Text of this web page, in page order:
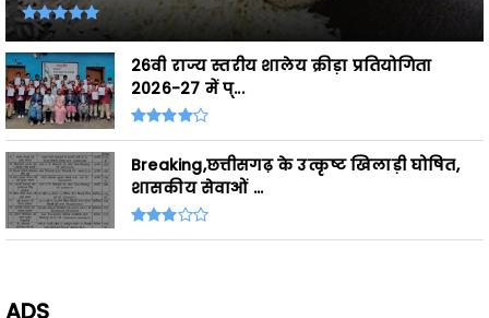
2026-27 में प्...
Breaking,छत्तीसगढ़ के उत्कृष्ट खिलाड़ी घोषित,
शासकीय सेवाओं ...
ADS